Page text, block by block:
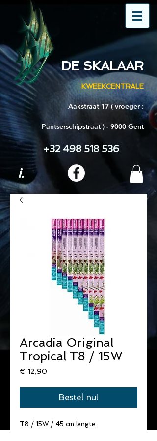
DE SKALAAR
KWEEKCENTRALE
Aakstraat 17 ( vroeger :
Pantserschipstraat ) - 9000 Gent
+32 498 518 536
i.
Arcadia Original
Tropical T8 / 15W
€ 12,90
Bestel nu!
T8 / 15W / 45 cm lengte.